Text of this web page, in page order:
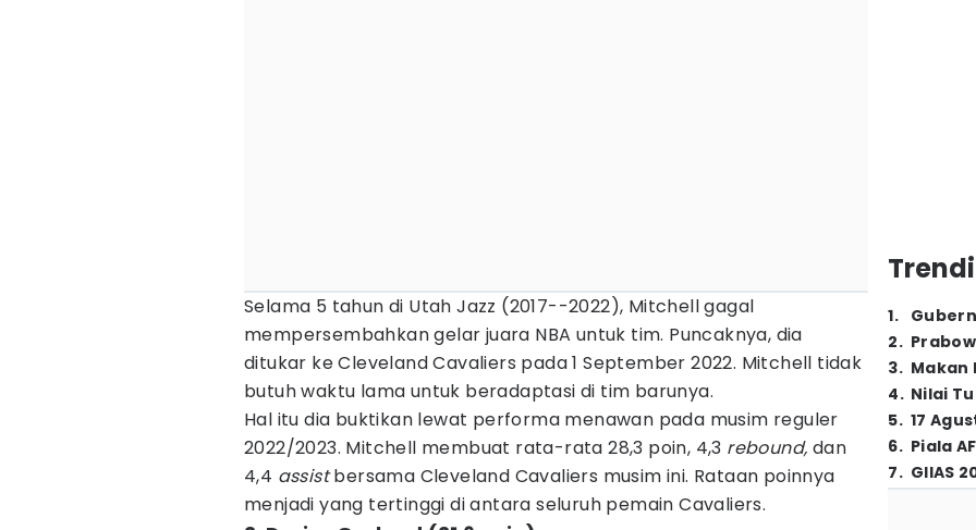
Selama 5 tahun di Utah Jazz (2017--2022), Mitchell gagal
mempersembahkan gelar juara NBA untuk tim. Puncaknya, dia
ditukar ke Cleveland Cavaliers pada 1 September 2022. Mitchell tidak
butuh waktu lama untuk beradaptasi di tim barunya.
Hal itu dia buktikan lewat performa menawan pada musim reguler
2022/2023. Mitchell membuat rata-rata 28,3 poin, 4,3 rebound, dan
4,4 assistbersama Cleveland Cavaliers musim ini. Rataan poinnya
menjadi yang tertinggi di antara seluruh pemain Cavaliers.
1.
2.
3. Makan
4. Nilai
5. 17
6. Piala
7. GIIAS